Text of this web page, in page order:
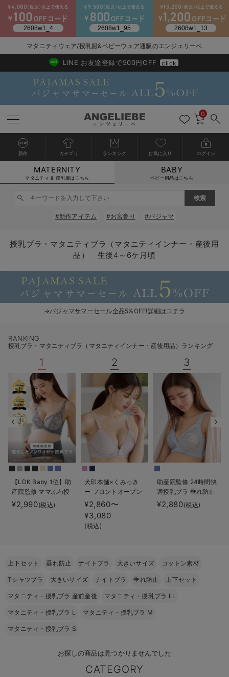
マタニティウェア全て
マタニティ ワンピース
マタニティ トップス
マタニティ アウター（コート）・ママコート
マタニティ 下着・インナー全て
授乳ブラ・マタニティブラ（マタニティインナー・産後用品）
妊婦帯・腹帯・産前ガードル
マタニティ 授乳 キャミソール
産褥ショーツ
産後 ガードル インナー
マタニティ 腹巻き
授乳服全て
マタニティ フォーマル全て
マタニティ スーツ
マタニティ ドレス（結婚式・お呼ばれ）
マタニティ フォーマル パンツ・ボトムス
授乳用品全て
妊婦用 抱き枕・授乳クッション
マタニティレッグウェア全て
マタニティストッキング・タイツ
マタニティ ボディケア全て
アウトレット全て
【アウトレット】ワンピース
【アウトレット】ボトムス
【アウトレット】パジャマ
【アウトレット】インナー
特集全て
コットン素材
冷房対策
Tシャツブラ
親子セット
快適機能ウェア特集 トップス
快適機能ウェア特集 ボトムス
快適機能ウェア特集 パジャマ
erbaviva（エルバビーバ）
安心の日本製。先輩ママが買ってよかった！本当に必要な出産準備品
ハレの日に着るANGELIEBEのセレモニー
買って正解！高評価レビューアイテム
便利な育児家電
Gift Selection 出産祝い
保育園・入園準備特集
再入荷全て
再入荷｜インナー
戻る
送料無料アイテム全て
ワンピース
パジャマ
ベビー
戻る
ブラキャミ おまとめ
戻る
【37周年祭セール】
【37周年祭セール】
戻る
気温差別オススメア
【15℃】3月下旬～
戻る
動きやすく着回しで
戻る
強撚スムース(コスパ
戻る
マタニティウェア
【おまとめ割】パジ
戻る
こだわりの履き心地
カジュアル
戻る
ジャケット派
ツィード派
戻る
出産準備応援割全て
マタニティパジャマ
戻る
【オフィスカジュア
戻る
レギンスタイプ
戻る
【フォーマル】ワン
戻る
【ベビー】長袖
戻る
ハンカチ
セット
戻る
快適ウェア10%OFF
戻る
春のマタニティワン
セットアップ・ レイ
ワーク・オフィス
あったかアイテム｜
戻る
Gift Selection 出産
〜3,000円（税込）
女の子におススメの
もらって嬉しいギフト
かわいくておもしろ
何枚あっても嬉しい
長く使えるアイテム
お部屋映えアイテム
戻る
冬の冷え対策インナ
薄くてあったか
レギンス・タイツ
裏起毛素材
戻る
入院準備の持ち物チ
入院してすぐ使うグ
戻る
冬のあったか特集全て
【冬のあったか特集
マタニティウェア/授乳服&ベビーウェア通販のエンジェリーベ
2026/NewArrival
送料495円(一部地域を除く) 7,700円以上で送料無料
LINE お友達登録で500円OFF click
0
新作 カテゴリ ランキング お気に入り ログイン
MATERNITY
マタニティ & 授乳服はこちら
BABY
ベビー用品はこちら
#新作アイテム #お宮参り #パジャマ
授乳ブラ・マタニティブラ（マタニティインナー・産後用
品） 生後4～6ケ月頃
→パジャマサマーセール全品5%OFF!詳細はコチラ
RANKING
授乳ブラ・マタニティブラ（マタニティインナー・産後用品）ランキング
1
【LDK Baby 1位】助
産院監修 ママふわ授
乳ブラ 垂れ防止 フィ
ットグミ ノンワイヤ
¥2,990(税込)
2
犬印本舗×くみっき
ー フロントオープン
レース マタニテ
ィ・授乳ブラ
¥2,860〜
¥3,080
(税込)
3
助産院監修 24時間快
適授乳ブラ 垂れ防止
｜ マタニティ・授乳
ブラ
¥2,880(税込)
上下セット 垂れ防止 ナイトブラ 大きいサイズ コットン素材
Tシャツブラ 大きいサイズ ナイトブラ 垂れ防止 上下セット
マタニティ・授乳ブラ 産前産後 マタニティ・授乳ブラ LL
マタニティ・授乳ブラ L マタニティ・授乳ブラ M
マタニティ・授乳ブラ S
お探しの商品は見つかりませんでした
CATEGORY
カートに入れる
閉じる